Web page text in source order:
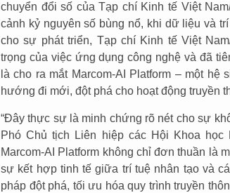
chuyển đổi số của Tạp chí Kinh tế Việt
cảnh kỷ nguyên số bùng nổ, khi dữ liệu và
cho sự phát triển, Tạp chí Kinh tế Việt
trọng của việc ứng dụng công nghệ và đã
là cho ra mắt Marcom-AI Platform – một
hướng đi mới, đột phá cho hoạt động truyền
“Đây thực sự là minh chứng rõ nét cho sự
Phó Chủ tịch Liên hiệp các Hội Khoa
Marcom-AI Platform không chỉ đơn thuần là
sự kết hợp tinh tế giữa trí tuệ nhân tạo và
pháp đột phá, tối ưu hóa quy trình truyền